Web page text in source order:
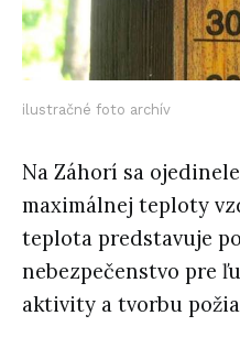
ilustračné foto archív
Na Záhorí sa
maximálnej teploty
teplota predstavuje
nebezpečenstvo pre
aktivity a tvorbu